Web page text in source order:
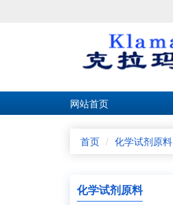
网站首页
首页 化学试剂原料
化学试剂原料